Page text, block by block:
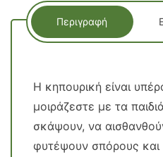
Περιγραφή
Η κηπουρική είναι
μοιράζεστε με τα
σκάψουν, να
φυτέψουν σπόρους και